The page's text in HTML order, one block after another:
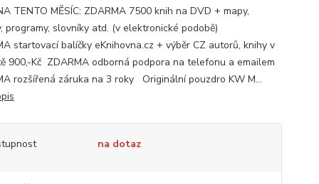
TENTO MĚSÍC: ZDARMA 7500 knih na DVD + mapy,
programy, slovníky atd. (v elektronické podobě)
startovací balíčky eKnihovna.cz + výběr CZ autorů, knihy v
900,-Kč ZDARMA odborná podpora na telefonu a emailem
rozšířená záruka na 3 roky Originální pouzdro KW M...
na dotaz